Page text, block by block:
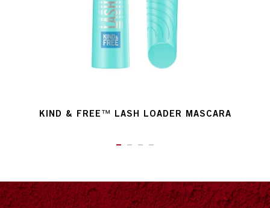
KIND & FREE™ LASH LOADER MASCARA